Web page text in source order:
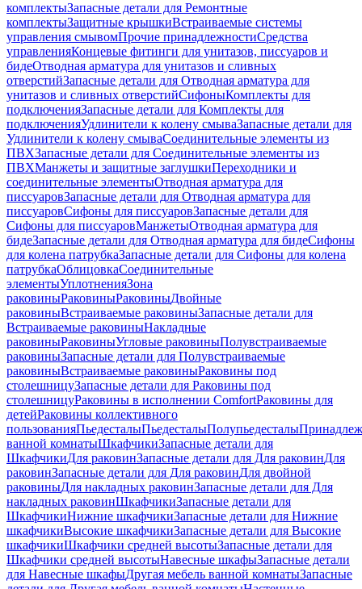
комплектыЗапасные детали для Ремонтные
комплектыЗащитные крышкиВстраиваемые системы
управления смывомПрочие принадлежностиСредства
управленияКонцевые фитинги для унитазов, писсуаров и
бидеОтводная арматура для унитазов и сливных
отверстийЗапасные детали для Отводная арматура для
унитазов и сливных отверстийСифоныКомплекты для
подключенияЗапасные детали для Комплекты для
подключенияУдлинители к колену смываЗапасные детали для
Удлинители к колену смываСоединительные элементы из
ПВХЗапасные детали для Соединительные элементы из
ПВХМанжеты и защитные заглушкиПереходники и
соединительные элементыОтводная арматура для
писсуаровЗапасные детали для Отводная арматура для
писсуаровCифоны для писсуаровЗапасные детали для
Cифоны для писсуаровМанжетыОтводная арматура для
бидеЗапасные детали для Отводная арматура для бидеСифоны
для колена патрубкаЗапасные детали для Сифоны для колена
патрубкаОблицовкаСоединительные
элементыУплотненияЗона
раковиныРаковиныРаковиныДвойные
раковиныВстраиваемые раковиныЗапасные детали для
Встраиваемые раковиныНакладные
раковиныРаковиныУгловые раковиныПолувстраиваемые
раковиныЗапасные детали для Полувстраиваемые
раковиныВстраиваемые раковиныРаковины под
столешницуЗапасные детали для Раковины под
столешницуРаковины в исполнении ComfortPаковины для
детейРаковины коллективного
пользованияПьедесталыПьедесталыПолупьедесталы
ванной комнатыШкафчикиЗапасные детали для
ШкафчикиДля раковинЗапасные детали для Для раковинДля
раковинЗапасные детали для Для раковинДля двойной
раковиныДля накладных pаковинЗапасные детали для Для
накладных pаковинШкафчикиЗапасные детали для
ШкафчикиНижние шкафчикиЗапасные детали для Нижние
шкафчикиВысокие шкафчикиЗапасные детали для Высокие
шкафчикиШкафчики средней высотыЗапасные детали для
Шкафчики средней высотыНавесные шкафыЗапасные детали
для Навесные шкафыДругая мебель ванной комнатыЗапасные